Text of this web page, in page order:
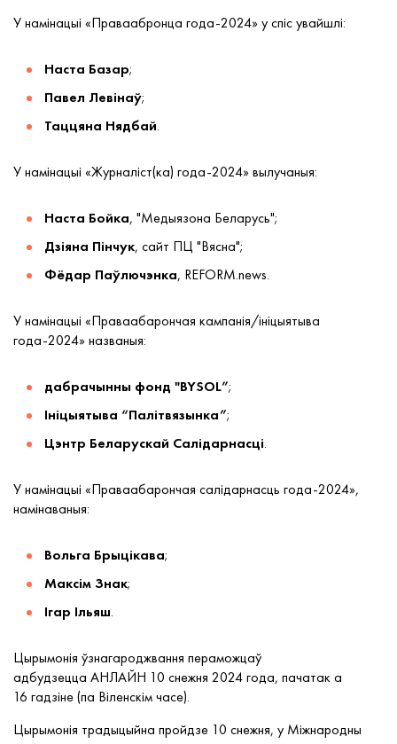
У намінацыі «Праваабронца года-2024» у спіс увайшлі:
Наста Базар;
Павел Левінаў;
Таццяна Нядбай.
У намінацыі «Журналіст(ка) года-2024» вылучаныя:
Наста Бойка, "Медыязона Беларусь";
Дзіяна Пінчук, сайт ПЦ "Вясна";
Фёдар Паўлючэнка, REFORM.news.
У намінацыі «Праваабарончая кампанія/ініцыятыва
года-2024» названыя:
дабрачынны фонд "BYSOL”;
Ініцыятыва “Палітвязынка”;
Цэнтр Беларускай Салідарнасці.
У намінацыі «Праваабарончая салідарнасць года-2024»,
намінаваныя:
Вольга Брыцікава;
Максім Знак;
Ігар Ільяш.
Цырымонія ўзнагароджвання пераможцаў
адбудзецца АНЛАЙН 10 снежня 2024 года, пачатак а
16 гадзіне (па Віленскім часе).
Цырымонія традыцыйна пройдзе 10 снежня, у Міжнародны